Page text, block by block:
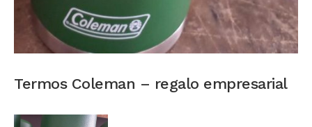
Termos Coleman – regalo empresarial